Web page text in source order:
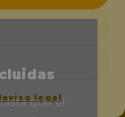
aviso legal
que el